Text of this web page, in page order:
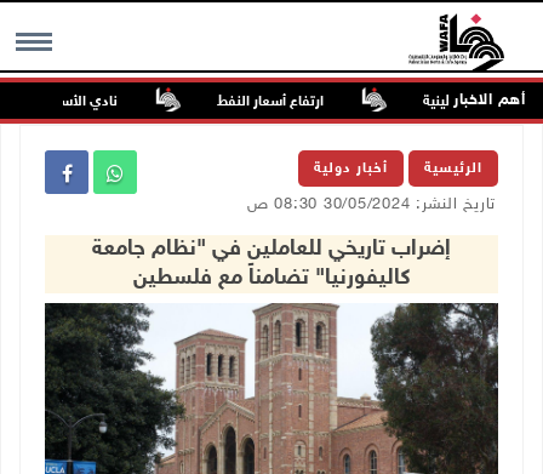
MENU أهم الاخبار
الفلسطينية ارتفاع أسعار النفط نادي الأسير: تجديد
الرئيسية أخبار دولية
تاريخ النشر: 30/05/2024 08:30 ص
إضراب تاريخي للعاملين في "نظام جامعة
كاليفورنيا" تضامناً مع فلسطين